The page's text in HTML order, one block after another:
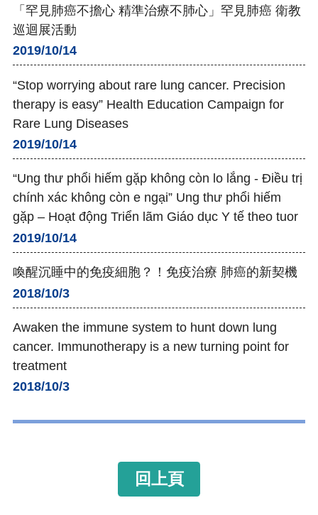
「罕見肺癌不擔心 精準治療不肺心」罕見肺癌 衛教
巡迴展活動
2019/10/14
“Stop worrying about rare lung cancer. Precision
therapy is easy” Health Education Campaign for
Rare Lung Diseases
2019/10/14
“Ung thư phổi hiếm gặp không còn lo lắng - Điều trị
chính xác không còn e ngại” Ung thư phổi hiếm
gặp – Hoạt động Triển lãm Giáo dục Y tế theo tuor
2019/10/14
喚醒沉睡中的免疫細胞？！免疫治療 肺癌的新契機
2018/10/3
Awaken the immune system to hunt down lung
cancer. Immunotherapy is a new turning point for
treatment
2018/10/3
回上頁